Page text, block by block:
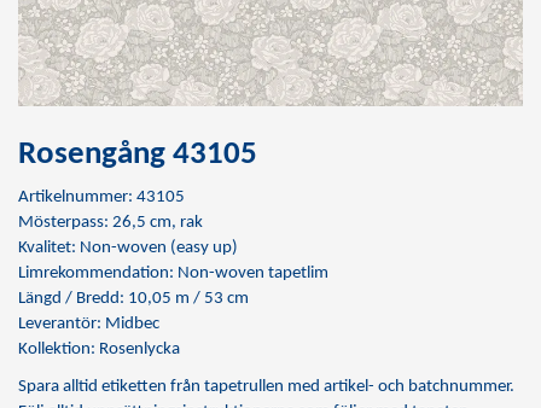
Rosengång 43105
Artikelnummer: 43105
Mösterpass: 26,5 cm, rak
Kvalitet: Non-woven (easy up)
Limrekommendation: Non-woven tapetlim
Längd / Bredd: 10,05 m / 53 cm
Leverantör: Midbec
Kollektion: Rosenlycka
Spara alltid etiketten från tapetrullen med artikel- och batchnummer.